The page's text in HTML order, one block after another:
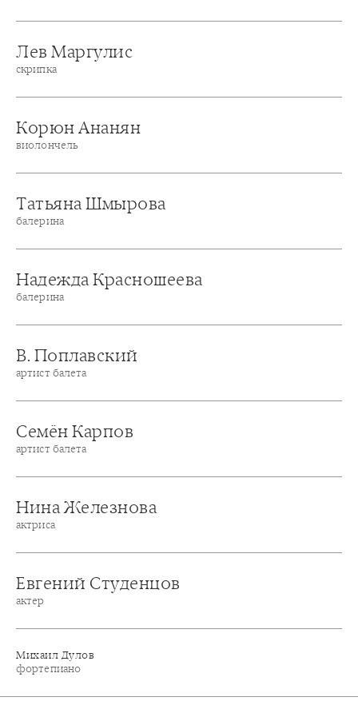
Лев Маргулис
скрипка
Корюн Ананян
виолончель
Татьяна Шмырова
балерина
Надежда Красношеева
балерина
В. Поплавский
артист балета
Семён Карпов
артист балета
Нина Железнова
актриса
Евгений Студенцов
актер
Михаил Дулов
фортепиано